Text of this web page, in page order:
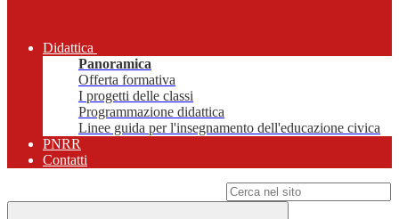
Didattica
Panoramica
Offerta formativa
I progetti delle classi
Programmazione didattica
Linee guida per l'insegnamento dell'educazione civica
PNRR
Contatti